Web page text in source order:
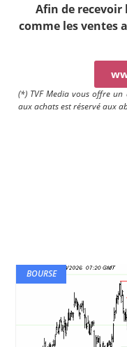
Afin de recevoir
comme les ventes a
(*) TVF Media vous offre un
aux achats est réservé aux
BOURSE